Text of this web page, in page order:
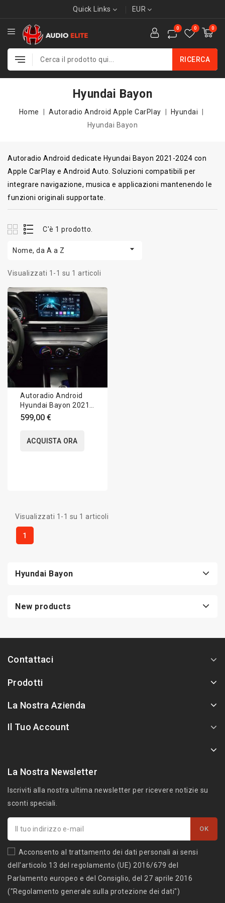
Quick Links EUR
0
0
0
RICERCA
Hyundai Bayon
Home Autoradio Android Apple CarPlay
Hyundai
Hyundai Bayon
Autoradio Android dedicate Hyundai Bayon 2021-2024 con
Apple CarPlay e Android Auto. Soluzioni compatibili per
integrare navigazione, musica e applicazioni mantenendo le
funzioni originali supportate.
C'è 1 prodotto.
Nome, da A a Z 
Visualizzati 1-1 su 1 articoli
Autoradio Android
Hyundai Bayon 2021-
2024 Apple CarPlay
10 pollici
599,00 €
ACQUISTA ORA
Visualizzati 1-1 su 1 articoli
1
Hyundai Bayon
New products
Contattaci
Prodotti
La Nostra Azienda
Il Tuo Account
La Nostra Newsletter
Iscriviti alla nostra ultima newsletter per ricevere notizie su
sconti speciali.
Acconsento al trattamento dei dati personali ai sensi
dell'articolo 13 del regolamento (UE) 2016/679 del
Parlamento europeo e del Consiglio, del 27 aprile 2016
("Regolamento generale sulla protezione dei dati")